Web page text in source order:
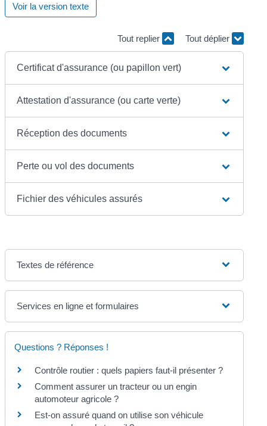
Voir la version texte
Tout replier Tout déplier
Certificat d'assurance (ou papillon vert)
Attestation d'assurance (ou carte verte)
Réception des documents
Perte ou vol des documents
Fichier des véhicules assurés
Textes de référence
Services en ligne et formulaires
Questions ? Réponses !
Contrôle routier : quels papiers faut-il présenter ?
Comment assurer un tracteur ou un engin
automoteur agricole ?
Est-on assuré quand on utilise son véhicule